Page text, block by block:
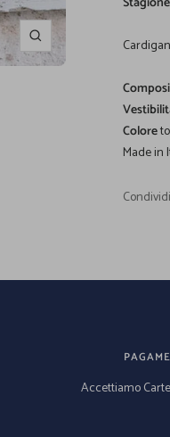
Ingrandisci
Colore
Made in
Condividi
Accettiamo